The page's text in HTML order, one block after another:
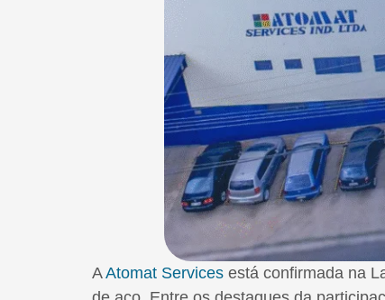
AAtomat Services está confirmada na